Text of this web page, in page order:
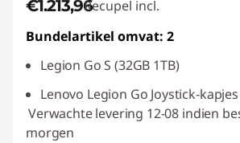
€1.213,96Recupel incl.
Bundelartikel omvat: 2
Legion Go S (32GB 1TB)
Lenovo Legion Go Joystick-
Verwachte levering 12-08 indien
morgen